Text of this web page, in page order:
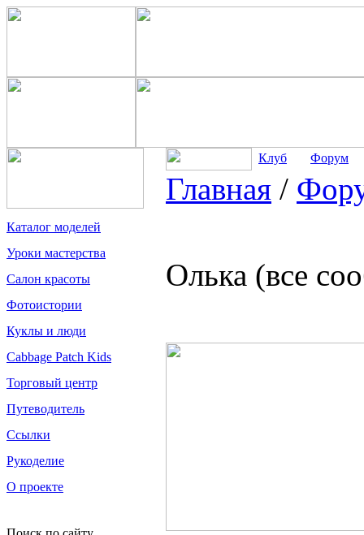
Каталог моделей
Уроки мастерства
Салон красоты
Фотоистории
Куклы и люди
Cabbage Patch Kids
Торговый центр
Путеводитель
Ссылки
Рукоделие
О проекте
Клуб Форум
Главная /
Олька (все